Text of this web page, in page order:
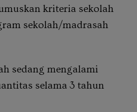
kriteria sekolah
sekolah/madrasah
sedang mengalami
selama 3 tahun